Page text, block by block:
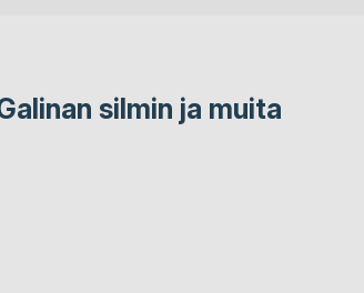
silmin ja muita